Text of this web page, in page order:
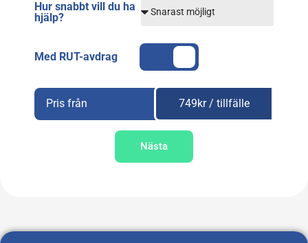
Hur snabbt vill du ha
hjälp?
Med RUT-avdrag
Pris från 749kr / tillfälle
Nästa